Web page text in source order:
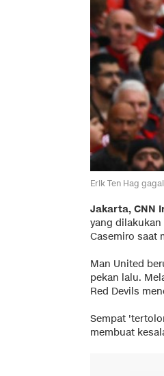
Erik Ten Hag
Jakarta, CNN
yang dilakukan
Casemiro saat
Man United
pekan lalu.
Red Devils
Sempat
membuat